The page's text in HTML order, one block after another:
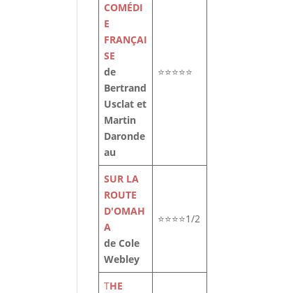
COMÉDI
E
FRANÇAI
SE
de
Bertrand
Usclat et
Martin
Daronde
au
⭐⭐⭐⭐⭐
SUR LA
ROUTE
D'OMAH
A
de Cole
Webley
⭐⭐⭐⭐1/2
THE